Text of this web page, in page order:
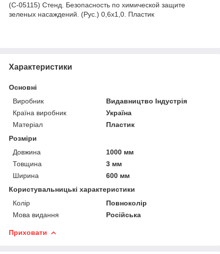
(С-05115) Стенд. Безопасность по химической защите
зеленых насаждений. (Рус.) 0,6х1,0. Пластик
Характеристики
Основні
Виробник
Видавництво Індустрія
Країна виробник
Україна
Матеріал
Пластик
Розміри
Довжина
1000 мм
Товщина
3 мм
Ширина
600 мм
Користувальницькі характеристики
Колір
Повноколір
Мова видання
Російська
Приховати